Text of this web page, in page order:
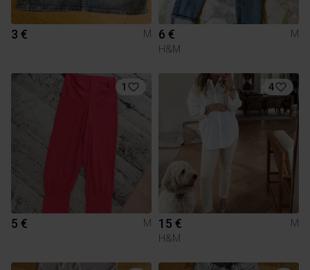
3 € M 6 €
M
H&M
1
5 € M
4
15 €
M
H&M